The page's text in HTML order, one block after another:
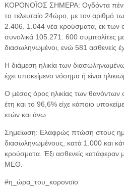
ΚΟΡΟΝΟΪΟΣ ΣΗΜΕΡΑ: Ογδόντα πέντε
το τελευταίο 24ώρο, με τον αριθμό
2.406. 1.044 νέα κρούσματα, εκ των
συνολικά 105.271. 600 συμπολίτες
διασωληνωμένοι, ενώ 581 ασθενείς
Η διάμεση ηλικία των
έχει υποκείμενο νόσημα ή είναι
Ο μέσος όρος ηλικίας των
έτη και το 96,6% είχε κάποιο
ετών και άνω.
Σημείωση: Ελαφρώς πτώση στους
διασωληνωμένους, κατά 1.000 και
κρούσματα. Έξι ασθενείς κατάφεραν
ΜΕΘ.
#η_ώρα_του_κορονοϊο